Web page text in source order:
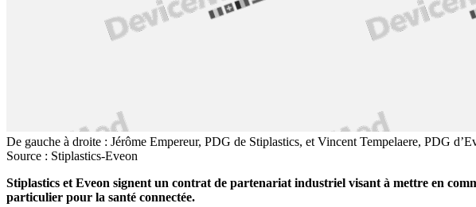
De gauche à droite : Jérôme Empereur, PDG de Stiplastics, et Vincent Tempelaere, PDG
Source : Stiplastics-Eveon
Stiplastics et Eveon signent un contrat de partenariat industriel visant à mettre en
particulier pour la santé connectée.